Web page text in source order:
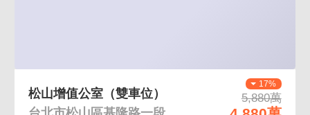
17%
5,880萬
松山增值公室（雙車位）